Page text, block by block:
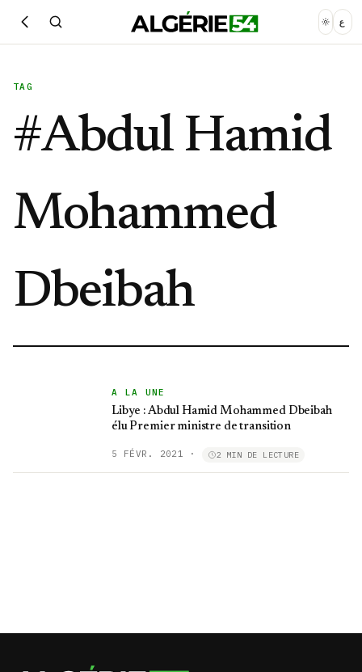
ع
TAG
#Abdul Hamid
Mohammed
Dbeibah
A LA UNE
Libye : Abdul Hamid Mohammed Dbeibah
élu Premier ministre de transition
5 FÉVR. 2021 · 2 MIN DE LECTURE